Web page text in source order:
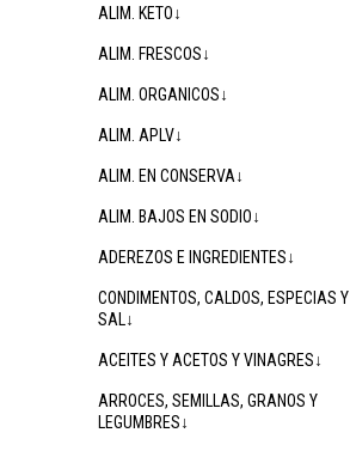
ALIM. KETO↓
ALIM. FRESCOS↓
ALIM. ORGANICOS↓
ALIM. APLV↓
ALIM. EN CONSERVA↓
ALIM. BAJOS EN SODIO↓
ADEREZOS E INGREDIENTES↓
CONDIMENTOS, CALDOS, ESPECIAS Y
SAL↓
ACEITES Y ACETOS Y VINAGRES↓
ARROCES, SEMILLAS, GRANOS Y
LEGUMBRES↓